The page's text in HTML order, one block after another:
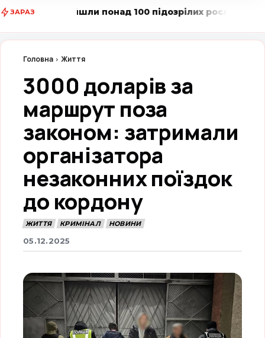
ЗАРАЗ 100 підозрілих рослин • Вінниця LIVE
Головна Життя
3000 доларів за
маршрут поза
законом: затримали
організатора
незаконних поїздок
до кордону
ЖИТТЯ КРИМІНАЛ НОВИНИ
05.12.2025